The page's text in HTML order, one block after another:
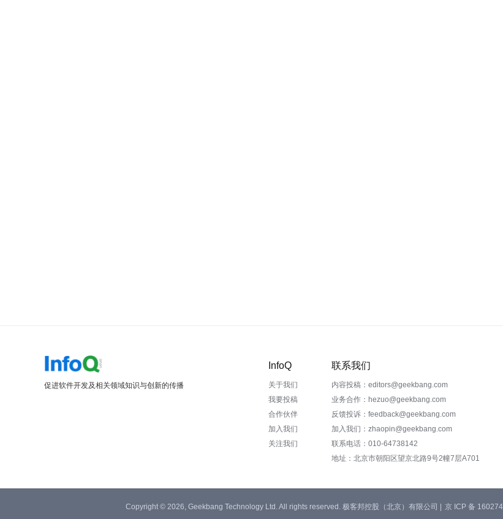
促进软件开发及相关领域知识与创新的传播
InfoQ
关于我们
我要投稿
合作伙伴
加入我们
关注我们
联系我们
内容投稿：editors@geekbang.com
业务合作：hezuo@geekbang.com
反馈投诉：feedback@geekbang.com
加入我们：zhaopin@geekbang.com
联系电话：010-64738142
地址：北京市朝阳区望京北路9号2幢7层A701
Copyright © 2026, Geekbang Technology Ltd. All rights reserved. 极客邦控股（北京）有限公司 | 京 ICP 备